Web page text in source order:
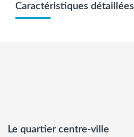
Caractéristiques détaillées
Le quartier centre-ville